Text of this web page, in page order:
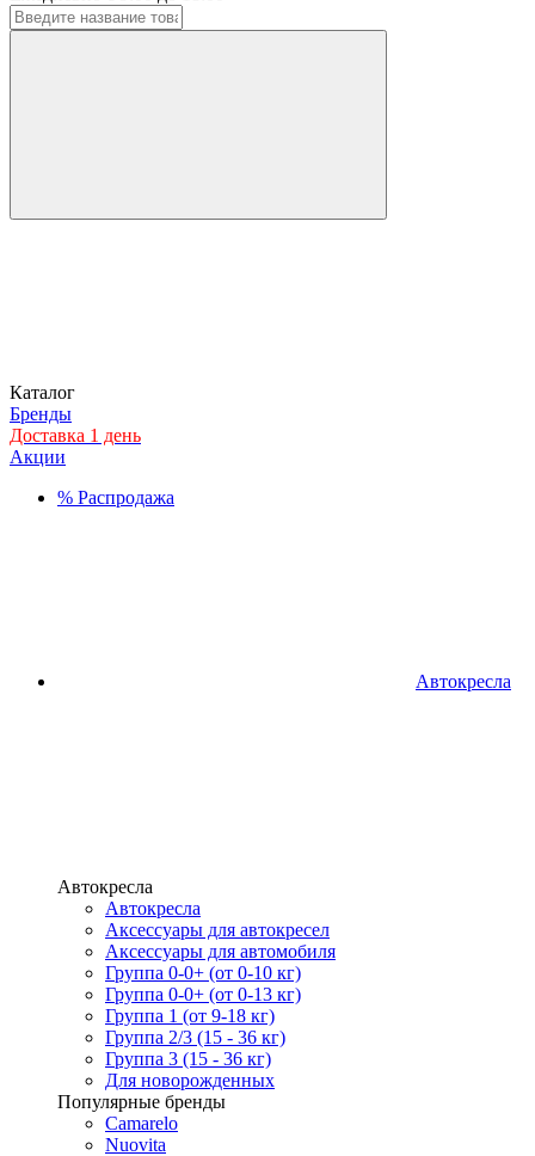
Каталог
Бренды
Доставка 1 день
Акции
% Распродажа
Автокресла
Автокресла
Автокресла
Аксессуары для автокресел
Аксессуары для автомобиля
Группа 0-0+ (от 0-10 кг)
Группа 0-0+ (от 0-13 кг)
Группа 1 (от 9-18 кг)
Группа 2/3 (15 - 36 кг)
Группа 3 (15 - 36 кг)
Для новорожденных
Популярные бренды
Camarelo
Nuovita